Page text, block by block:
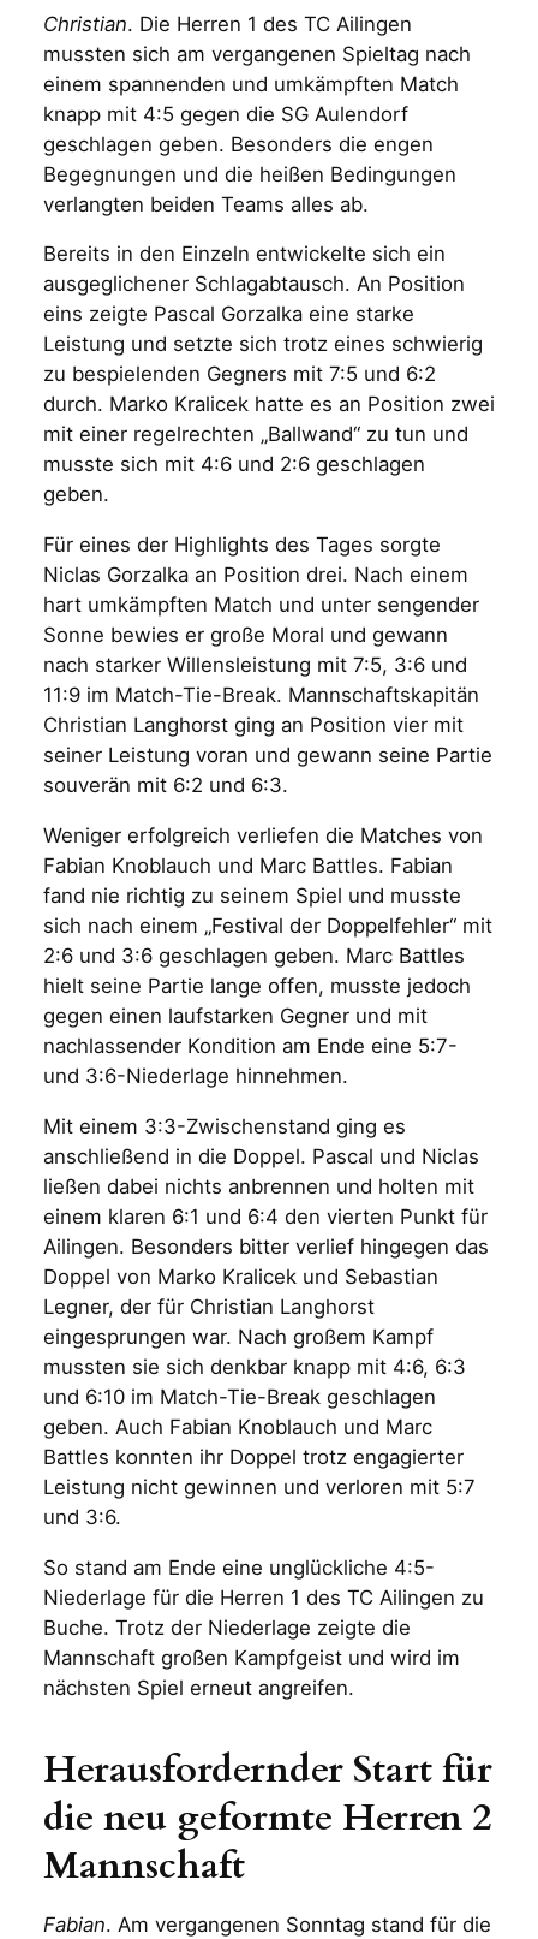
Christian. Die Herren 1 des TC Ailingen
mussten sich am vergangenen Spieltag nach
einem spannenden und umkämpften Match
knapp mit 4:5 gegen die SG Aulendorf
geschlagen geben. Besonders die engen
Begegnungen und die heißen Bedingungen
verlangten beiden Teams alles ab.
Bereits in den Einzeln entwickelte sich ein
ausgeglichener Schlagabtausch. An Position
eins zeigte Pascal Gorzalka eine starke
Leistung und setzte sich trotz eines schwierig
zu bespielenden Gegners mit 7:5 und 6:2
durch. Marko Kralicek hatte es an Position zwei
mit einer regelrechten „Ballwand“ zu tun und
musste sich mit 4:6 und 2:6 geschlagen
geben.
Für eines der Highlights des Tages sorgte
Niclas Gorzalka an Position drei. Nach einem
hart umkämpften Match und unter sengender
Sonne bewies er große Moral und gewann
nach starker Willensleistung mit 7:5, 3:6 und
11:9 im Match-Tie-Break. Mannschaftskapitän
Christian Langhorst ging an Position vier mit
seiner Leistung voran und gewann seine Partie
souverän mit 6:2 und 6:3.
Weniger erfolgreich verliefen die Matches von
Fabian Knoblauch und Marc Battles. Fabian
fand nie richtig zu seinem Spiel und musste
sich nach einem „Festival der Doppelfehler“ mit
2:6 und 3:6 geschlagen geben. Marc Battles
hielt seine Partie lange offen, musste jedoch
gegen einen laufstarken Gegner und mit
nachlassender Kondition am Ende eine 5:7-
und 3:6-Niederlage hinnehmen.
Mit einem 3:3-Zwischenstand ging es
anschließend in die Doppel. Pascal und Niclas
ließen dabei nichts anbrennen und holten mit
einem klaren 6:1 und 6:4 den vierten Punkt für
Ailingen. Besonders bitter verlief hingegen das
Doppel von Marko Kralicek und Sebastian
Legner, der für Christian Langhorst
eingesprungen war. Nach großem Kampf
mussten sie sich denkbar knapp mit 4:6, 6:3
und 6:10 im Match-Tie-Break geschlagen
geben. Auch Fabian Knoblauch und Marc
Battles konnten ihr Doppel trotz engagierter
Leistung nicht gewinnen und verloren mit 5:7
und 3:6.
So stand am Ende eine unglückliche 4:5-
Niederlage für die Herren 1 des TC Ailingen zu
Buche. Trotz der Niederlage zeigte die
Mannschaft großen Kampfgeist und wird im
nächsten Spiel erneut angreifen.
Herausfordernder Start für
die neu geformte Herren 2
Mannschaft
Fabian. Am vergangenen Sonntag stand für die